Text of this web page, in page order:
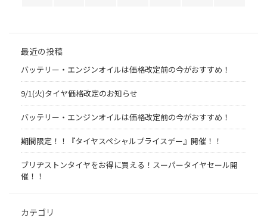
最近の投稿
バッテリー・エンジンオイルは価格改定前の今がおすすめ！
9/1(火)タイヤ価格改定のお知らせ
バッテリー・エンジンオイルは価格改定前の今がおすすめ！
期間限定！！『タイヤスペシャルプライスデー』開催！！
ブリヂストンタイヤをお得に買える！スーパータイヤセール開
催！！
カテゴリ